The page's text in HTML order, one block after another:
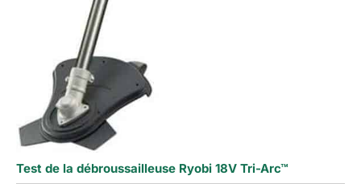
Test de la débroussailleuse Ryobi 18V Tri-Arc™